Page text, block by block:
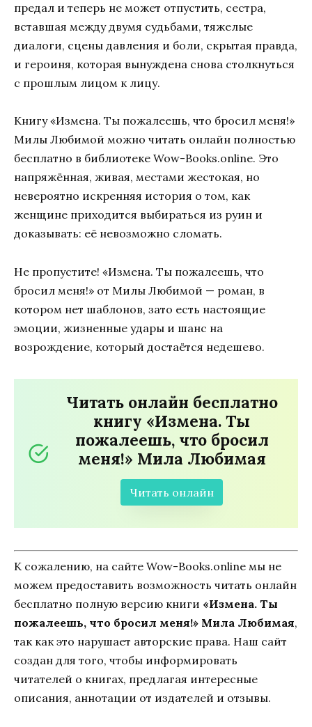
предал и теперь не может отпустить, сестра,
вставшая между двумя судьбами, тяжелые
диалоги, сцены давления и боли, скрытая правда,
и героиня, которая вынуждена снова столкнуться
с прошлым лицом к лицу.
Книгу «Измена. Ты пожалеешь, что бросил меня!»
Милы Любимой можно читать онлайн полностью
бесплатно в библиотеке Wow-Books.online. Это
напряжённая, живая, местами жестокая, но
невероятно искренняя история о том, как
женщине приходится выбираться из руин и
доказывать: её невозможно сломать.
Не пропустите! «Измена. Ты пожалеешь, что
бросил меня!» от Милы Любимой — роман, в
котором нет шаблонов, зато есть настоящие
эмоции, жизненные удары и шанс на
возрождение, который достаётся недешево.
Читать онлайн бесплатно
книгу «Измена. Ты
пожалеешь, что бросил
меня!» Мила Любимая
Читать онлайн
К сожалению, на сайте Wow-Books.online мы не
можем предоставить возможность читать онлайн
бесплатно полную версию книги «Измена. Ты
пожалеешь, что бросил меня!» Мила Любимая,
так как это нарушает авторские права. Наш сайт
создан для того, чтобы информировать
читателей о книгах, предлагая интересные
описания, аннотации от издателей и отзывы.